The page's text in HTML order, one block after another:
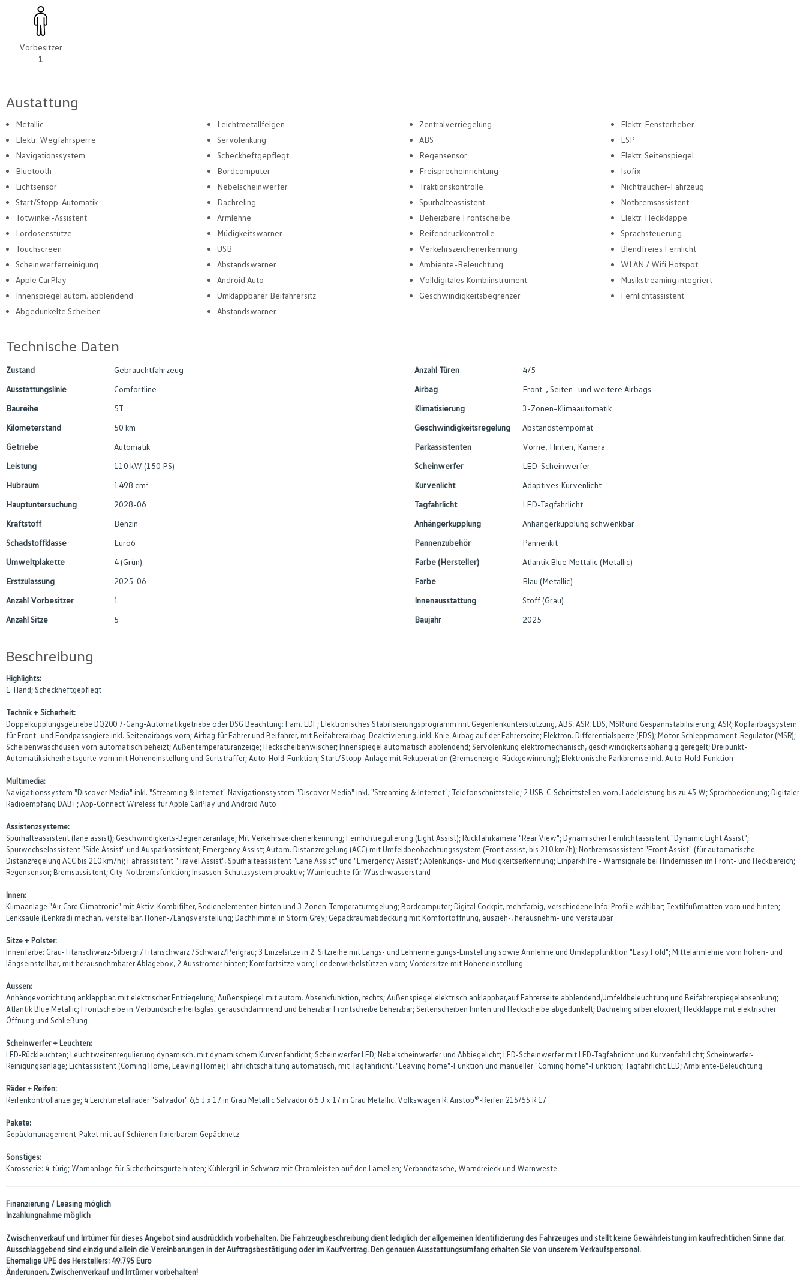
Vorbesitzer
1
Austattung
Metallic Leichtmetallfelgen Zentralverriegelung
Elektr. Fensterheber
Elektr. Wegfahrsperre
Servolenkung ABS
ESP
Navigationssystem
Scheckheftgepflegt Regensensor
Elektr. Seitenspiegel
Bluetooth
Bordcomputer Freisprecheinrichtung
Isofix
Lichtsensor
Nebelscheinwerfer Traktionskontrolle
Nichtraucher-Fahrzeug
Start/Stopp-Automatik
Dachreling Spurhalteassistent
Notbremsassistent
Totwinkel-Assistent
Armlehne Beheizbare Frontscheibe
Elektr. Heckklappe
Lordosenstütze
Müdigkeitswarner Reifendruckkontrolle
Sprachsteuerung
Touchscreen
USB Verkehrszeichenerkennung
Blendfreies Fernlicht
Scheinwerferreinigung
Abstandswarner Ambiente-Beleuchtung
WLAN / Wifi Hotspot
Apple CarPlay
Android Auto Volldigitales Kombiinstrument
Musikstreaming integriert
Innenspiegel autom. abblendend
Umklappbarer Beifahrersitz Geschwindigkeitsbegrenzer
Fernlichtassistent
Abgedunkelte Scheiben
Abstandswarner
Technische Daten
Zustand
Gebrauchtfahrzeug
Ausstattungslinie
Comfortline
Baureihe
5T
Kilometerstand
50 km
Getriebe
Automatik
Leistung
110 kW (150 PS)
Hubraum
1498 cm³
Hauptuntersuchung
2028-06
Kraftstoff
Benzin
Schadstoffklasse
Euro6
Umweltplakette
4 (Grün)
Erstzulassung
2025-06
Anzahl Vorbesitzer
1
Anzahl Sitze
5
Anzahl Türen
4/5
Airbag
Front-, Seiten- und weitere Airbags
Klimatisierung
3-Zonen-Klimaautomatik
Geschwindigkeitsregelung
Abstandstempomat
Parkassistenten
Vorne, Hinten, Kamera
Scheinwerfer
LED-Scheinwerfer
Kurvenlicht
Adaptives Kurvenlicht
Tagfahrlicht
LED-Tagfahrlicht
Anhängerkupplung
Anhängerkupplung schwenkbar
Pannenzubehör
Pannenkit
Farbe (Hersteller)
Atlantik Blue Mettalic (Metallic)
Farbe
Blau (Metallic)
Innenausstattung
Stoff (Grau)
Baujahr
2025
Beschreibung
Highlights:
1. Hand; Scheckheftgepflegt
Technik + Sicherheit:
Doppelkupplungsgetriebe DQ200 7-Gang-Automatikgetriebe oder DSG Beachtung: Fam. EDF; Elektronisches Stabilisierungsprogramm mit Gegenlenkunterstützung, ABS, ASR, EDS, MSR und Gespannstabilisierung; ASR; Kopfairbagsystem
für Front- und Fondpassagiere inkl. Seitenairbags vorn; Airbag für Fahrer und Beifahrer, mit Beifahrerairbag-Deaktivierung, inkl. Knie-Airbag auf der Fahrerseite; Elektron. Differentialsperre (EDS); Motor-Schleppmoment-Regulator (MSR);
Scheibenwaschdüsen vorn automatisch beheizt; Außentemperaturanzeige; Heckscheibenwischer; Innenspiegel automatisch abblendend; Servolenkung elektromechanisch, geschwindigkeitsabhängig geregelt; Dreipunkt-
Automatiksicherheitsgurte vorn mit Höheneinstellung und Gurtstraffer; Auto-Hold-Funktion; Start/Stopp-Anlage mit Rekuperation (Bremsenergie-Rückgewinnung); Elektronische Parkbremse inkl. Auto-Hold-Funktion
Multimedia:
Navigationssystem "Discover Media" inkl. "Streaming & Internet" Navigationssystem "Discover Media" inkl. "Streaming & Internet"; Telefonschnittstelle; 2 USB-C-Schnittstellen vorn, Ladeleistung bis zu 45 W; Sprachbedienung; Digitaler
Radioempfang DAB+; App-Connect Wireless für Apple CarPlay und Android Auto
Assistenzsysteme:
Spurhalteassistent (lane assist); Geschwindigkeits-Begrenzeranlage; Mit Verkehrszeichenerkennung; Fernlichtregulierung (Light Assist); Rückfahrkamera "Rear View"; Dynamischer Fernlichtassistent "Dynamic Light Assist";
Spurwechselassistent "Side Assist" und Ausparkassistent; Emergency Assist; Autom. Distanzregelung (ACC) mit Umfeldbeobachtungssystem (Front assist, bis 210 km/h); Notbremsassistent "Front Assist" (für automatische
Distanzregelung ACC bis 210 km/h); Fahrassistent "Travel Assist", Spurhalteassistent "Lane Assist" und "Emergency Assist"; Ablenkungs- und Müdigkeitserkennung; Einparkhilfe - Warnsignale bei Hindernissen im Front- und Heckbereich;
Regensensor; Bremsassistent; City-Notbremsfunktion; Insassen-Schutzsystem proaktiv; Warnleuchte für Waschwasserstand
Innen:
Klimaanlage "Air Care Climatronic" mit Aktiv-Kombifilter, Bedienelementen hinten und 3-Zonen-Temperaturregelung; Bordcomputer; Digital Cockpit, mehrfarbig, verschiedene Info-Profile wählbar; Textilfußmatten vorn und hinten;
Lenksäule (Lenkrad) mechan. verstellbar, Höhen-/Längsverstellung; Dachhimmel in Storm Grey; Gepäckraumabdeckung mit Komfortöffnung, auszieh-, herausnehm- und verstaubar
Sitze + Polster:
Innenfarbe: Grau-Titanschwarz-Silbergr./Titanschwarz /Schwarz/Perlgrau; 3 Einzelsitze in 2. Sitzreihe mit Längs- und Lehnenneigungs-Einstellung sowie Armlehne und Umklappfunktion "Easy Fold"; Mittelarmlehne vorn höhen- und
längseinstellbar, mit herausnehmbarer Ablagebox, 2 Ausströmer hinten; Komfortsitze vorn; Lendenwirbelstützen vorn; Vordersitze mit Höheneinstellung
Aussen:
Anhängevorrichtung anklappbar, mit elektrischer Entriegelung; Außenspiegel mit autom. Absenkfunktion, rechts; Außenspiegel elektrisch anklappbar,auf Fahrerseite abblendend,Umfeldbeleuchtung und Beifahrerspiegelabsenkung;
Atlantik Blue Metallic; Frontscheibe in Verbundsicherheitsglas, geräuschdämmend und beheizbar Frontscheibe beheizbar; Seitenscheiben hinten und Heckscheibe abgedunkelt; Dachreling silber eloxiert; Heckklappe mit elektrischer
Öffnung und Schließung
Scheinwerfer + Leuchten:
LED-Rückleuchten; Leuchtweitenregulierung dynamisch, mit dynamischem Kurvenfahrlicht; Scheinwerfer LED; Nebelscheinwerfer und Abbiegelicht; LED-Scheinwerfer mit LED-Tagfahrlicht und Kurvenfahrlicht; Scheinwerfer-
Reinigungsanlage; Lichtassistent (Coming Home, Leaving Home); Fahrlichtschaltung automatisch, mit Tagfahrlicht, "Leaving home"-Funktion und manueller "Coming home"-Funktion; Tagfahrlicht LED; Ambiente-Beleuchtung
Räder + Reifen:
Reifenkontrollanzeige; 4 Leichtmetallräder "Salvador" 6,5 J x 17 in Grau Metallic Salvador 6,5 J x 17 in Grau Metallic, Volkswagen R, Airstop®-Reifen 215/55 R 17
Pakete:
Gepäckmanagement-Paket mit auf Schienen fixierbarem Gepäcknetz
Sonstiges:
Karosserie: 4-türig; Warnanlage für Sicherheitsgurte hinten; Kühlergrill in Schwarz mit Chromleisten auf den Lamellen; Verbandtasche, Warndreieck und Warnweste
Finanzierung / Leasing möglich
Inzahlungnahme möglich
Zwischenverkauf und Irrtümer für dieses Angebot sind ausdrücklich vorbehalten. Die Fahrzeugbeschreibung dient lediglich der allgemeinen Identifizierung des Fahrzeuges und stellt keine Gewährleistung im kaufrechtlichen Sinne dar.
Ausschlaggebend sind einzig und allein die Vereinbarungen in der Auftragsbestätigung oder im Kaufvertrag. Den genauen Ausstattungsumfang erhalten Sie von unserem Verkaufspersonal.
Ehemalige UPE des Herstellers: 49.795 Euro
Änderungen, Zwischenverkauf und Irrtümer vorbehalten!